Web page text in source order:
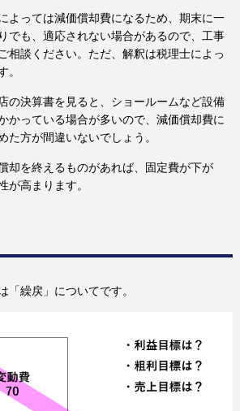
よっては減価償却費になるため、期末に一
でも、適応されない場合があるので、工事
相談ください。ただ、解釈は税理士によっ
。
の決算書を見ると、ショールームなど設備
かっている場合が多いので、減価償却費に
た方が間違いないでしょう。
却を終えるものがあれば、固定費が下が
が高まります。
「繰戻」についてです。